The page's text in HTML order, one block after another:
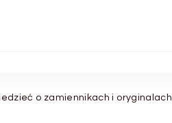
o zamiennikach i oryginalach